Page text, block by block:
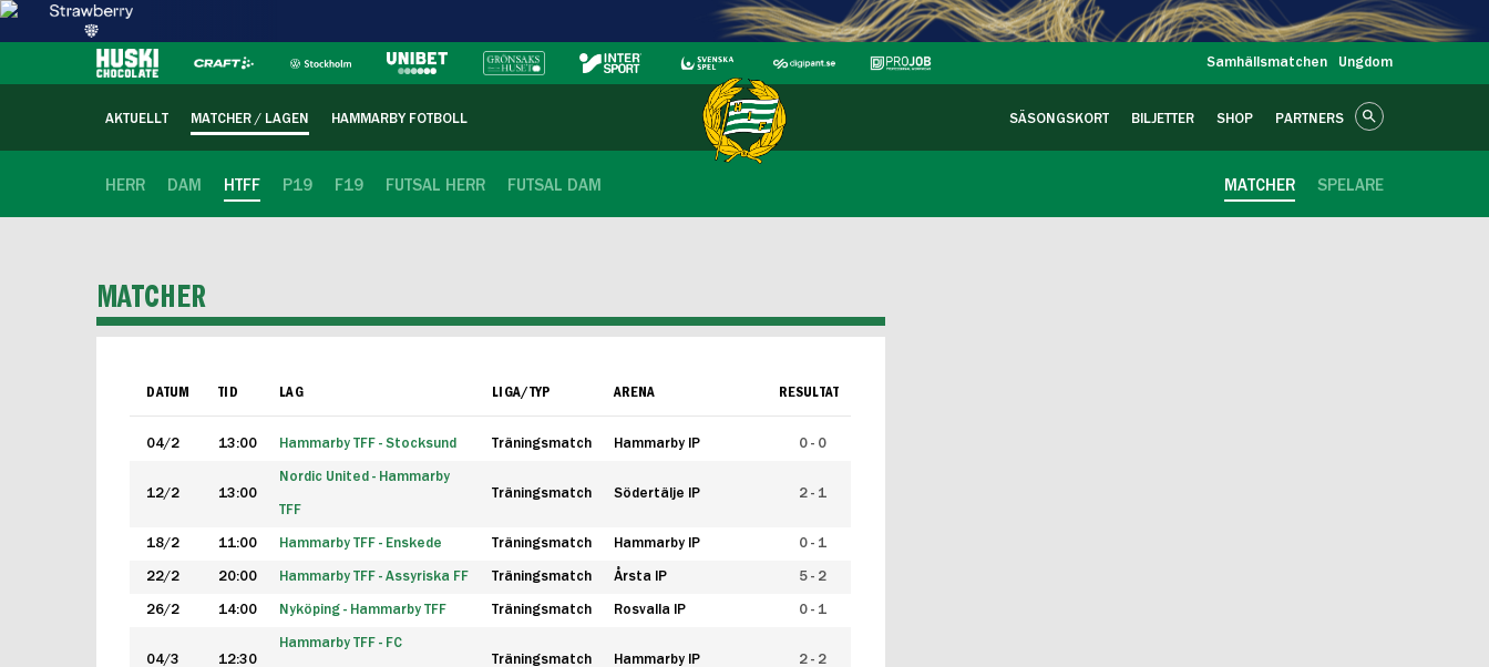
Samhällsmatchen Ungdom
AKTUELLT MATCHER / LAGEN HAMMARBY FOTBOLL SÄSONGSKORT BILJETTER SHOP PARTNERS
HERR DAM HTFF P19 F19 FUTSAL HERR FUTSAL DAM SPELARE
MATCHER
MATCHER
DATUM TID LAG LIGA/TYP ARENA RESULTAT
04/2 13:00 Hammarby TFF - Stocksund Träningsmatch Hammarby IP 0 - 0
12/2 13:00
Nordic United - Hammarby
TFF
Träningsmatch Södertälje IP 2 - 1
18/2 11:00 Hammarby TFF - Enskede Träningsmatch Hammarby IP 0 - 1
22/2 20:00 Hammarby TFF - Assyriska FF Träningsmatch Årsta IP 5 - 2
26/2 14:00 Nyköping - Hammarby TFF Träningsmatch Rosvalla IP 0 - 1
04/3 12:30
Hammarby TFF - FC
Träningsmatch Hammarby IP 2 - 2